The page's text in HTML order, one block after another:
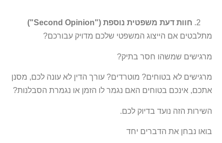
חוות דעת משפטית נוספת ("Second Opinion")
מתלבטים אם הייצוג המשפטי שלכם מדויק עבורכם?
מרגישים שמשהו חסר בתיק?
מרגישים לא בטוחים? מוטרדים? עורך הדין לא עונה לכם, מסנן
אתכם, אינכם בטוחים האם נגמר לו הזמן או נגמרת הסבלנות?
השירות הזה נועד בדיוק לכם.
בואו נבחן את הדברים יחד